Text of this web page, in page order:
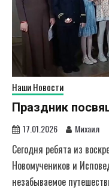
Наши Новости
Праздник
17.01.2026 Михаил
Сегодня ребята из
Новомучеников и
незабываемое